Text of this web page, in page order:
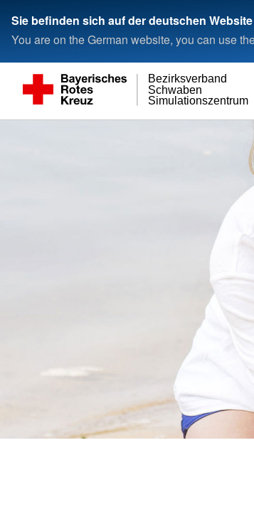
Sie befinden sich auf der deutschen Website
You are on the German website, you can use
Simulationszentrum
Schwaben
Bezirksverband